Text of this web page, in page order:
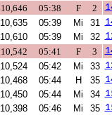
10,646 05:38 F 2
10,635 05:39 Mi 31
10,610 05:39 Mi 32
10,542 05:41 F 3
10,524 05:42 Mi 33
10,468 05:44 H 35
10,450 05:44 Mi 34
10,398 05:46 Mi 35